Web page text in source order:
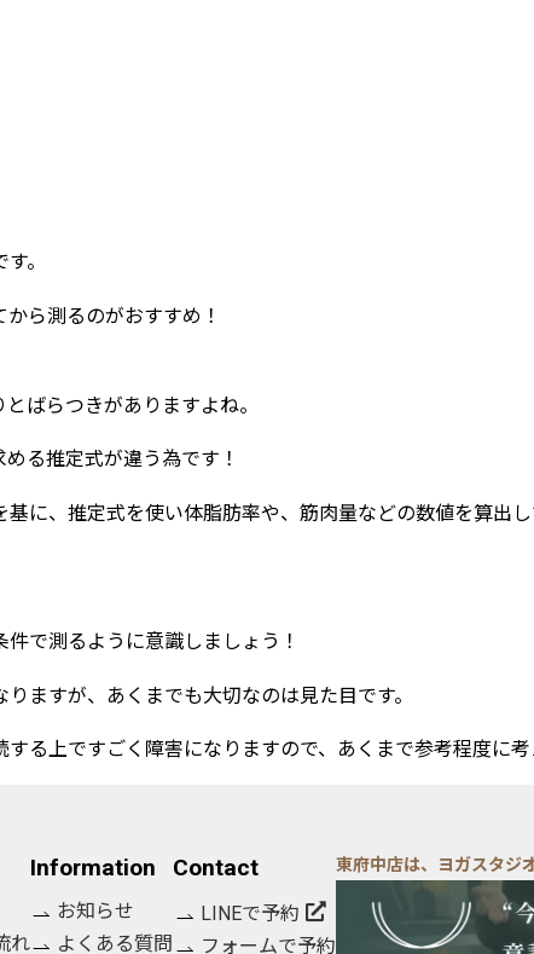
。
ら測るのがおすすめ！
ばらつきがありますよね。
る推定式が違う為です！
に、推定式を使い体脂肪率や、筋肉量などの数値を算出
で測るように意識しましょう！
ますが、あくまでも大切なのは見た目です。
る上ですごく障害になりますので、あくまで参考程度に
れ
Information
お知らせ
よくある質問
Contact
LINEで予約
フォームで予約
東府中店は、ヨガスタジ